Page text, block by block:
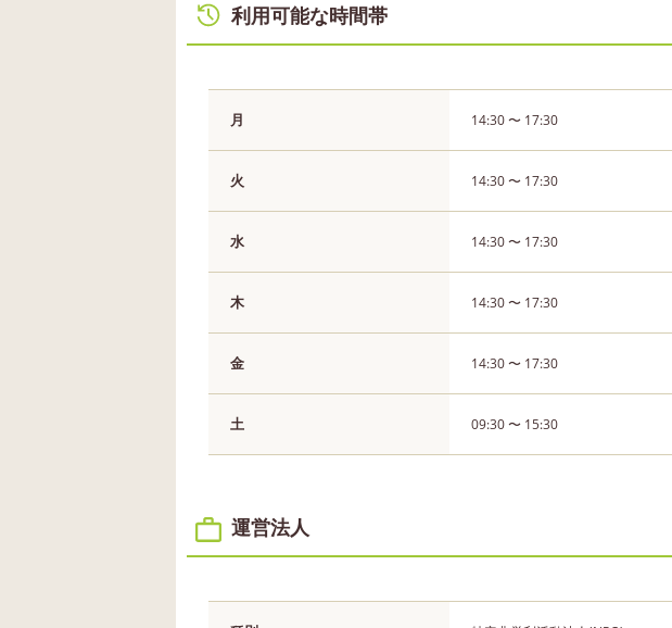
利用可能な時間帯
月 14:30 〜 17:30
火 14:30 〜 17:30
水 14:30 〜 17:30
木 14:30 〜 17:30
金 14:30 〜 17:30
土 09:30 〜 15:30
運営法人